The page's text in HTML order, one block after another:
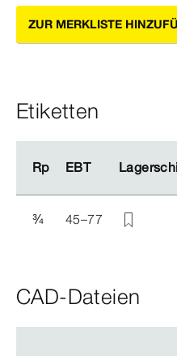
ZUR MERKLISTE
Etiketten
Rp EBT
Rp EBT
¾ 45–77
CAD-Dateien